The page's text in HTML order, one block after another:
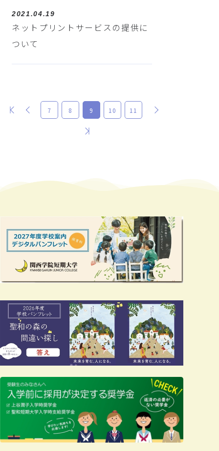
2021.04.19
ネットプリントサービスの提供に
ついて
最初 前 7 8 9 10 11
最後